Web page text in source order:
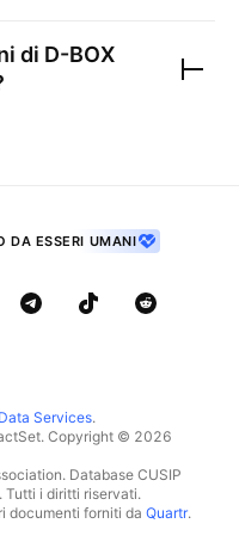
di D-BOX
DA ESSERI UMANI
Services.
Copyright © 2026
Database CUSIP
Tutti i diritti riservati.
documenti forniti da Quartr.